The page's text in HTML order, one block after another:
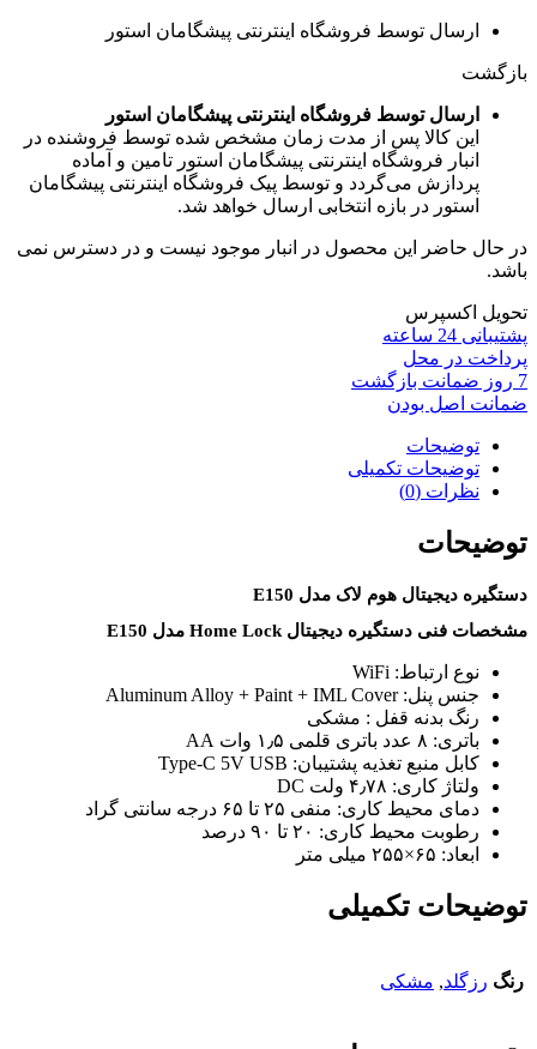
ارسال توسط فروشگاه اینترنتی پیشگامان استور
بازگشت
ارسال توسط فروشگاه اینترنتی پیشگامان استور
این کالا پس از مدت زمان مشخص شده توسط فروشنده در
انبار فروشگاه اینترنتی پیشگامان استور تامین و آماده
پردازش می‌گردد و توسط پیک فروشگاه اینترنتی پیشگامان
استور در بازه انتخابی ارسال خواهد شد.
در حال حاضر این محصول در انبار موجود نیست و در دسترس نمی
باشد.
تحویل اکسپرس
پشتیبانی 24 ساعته
پرداخت در محل
7 روز ضمانت بازگشت
ضمانت اصل بودن
توضیحات
توضیحات تکمیلی
نظرات (0)
توضیحات
دستگیره دیجیتال هوم لاک مدل E150
مشخصات فنی دستگیره دیجیتال Home Lock مدل E150
نوع ارتباط: WiFi
جنس پنل: Aluminum Alloy + Paint + IML Cover
رنگ بدنه قفل : مشکی
باتری: ۸ عدد باتری قلمی ۱٫۵ وات AA
کابل منبع تغذیه پشتیبان: Type-C 5V USB
ولتاژ کاری: ۴٫۷۸ ولت DC
دمای محیط کاری: منفی ۲۵ تا ۶۵ درجه سانتی گراد
رطوبت محیط کاری: ۲۰ تا ۹۰ درصد
ابعاد: ۶۵×۲۵۵ میلی متر
توضیحات تکمیلی
رنگ رزگلد, مشکی